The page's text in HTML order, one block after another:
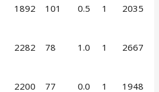
1892 101 0.5 1 2035
2282 78 1.0 1 2667
2200 77 0.0 1 1948